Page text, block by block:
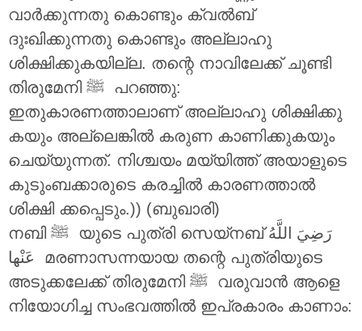
വാർക്കുന്നതു കൊണ്ടും ക്വൽബ്
ദുഃഖിക്കുന്നതു കൊണ്ടും അല്ലാഹു
ശിക്ഷിക്കുകയില്ല. തന്റെ നാവിലേക്ക് ചൂണ്ടി
തിരുമേനി ‎ﷺ പറഞ്ഞു:
ഇതുകാരണത്താലാണ് അല്ലാഹു ശിക്ഷിക്കു
കയും അല്ലെങ്കിൽ കരുണ കാണിക്കുകയും
ചെയ്യുന്നത്. നിശ്ചയം മയ്യിത്ത് അയാളുടെ
കുടുംബക്കാരുടെ കരച്ചിൽ കാരണത്താൽ
ശിക്ഷി ക്കപ്പെടും.)) (ബുഖാരി)
നബി ‎ﷺ യുടെ പുത്രി സെയ്നബ്
عَنْها മരണാസന്നയായ തന്റെ പുത്രിയുടെ
അടുക്കലേക്ക് തിരുമേനി ‎ﷺ വരുവാൻ ആളെ
നിയോഗിച്ച സംഭവത്തിൽ ഇപ്രകാരം കാണാം: